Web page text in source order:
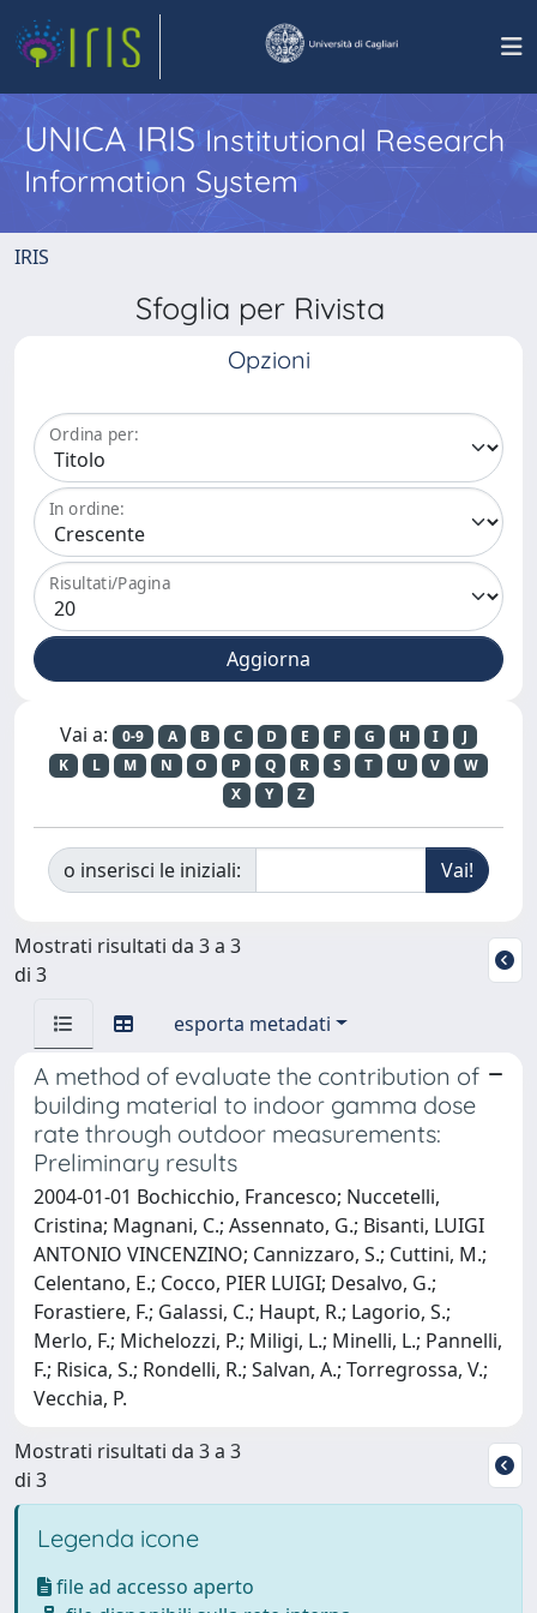
UNICA IRISInstitutional Research
Information System
IRIS
Sfoglia per Rivista
Opzioni
Ordina per:
In ordine:
Risultati/Pagina
Vai a: 0-9 A B C D E F G H I
J
K
L M N O P Q R S T U V
W
X
Y Z
o inserisci le iniziali:
Mostrati risultati da 3 a 3
di 3
esporta metadati
A method of evaluate the contribution of
building material to indoor gamma dose
rate through outdoor measurements:
Preliminary results
2004-01-01 Bochicchio, Francesco; Nuccetelli,
Cristina; Magnani, C.; Assennato, G.; Bisanti, LUIGI
ANTONIO VINCENZINO; Cannizzaro, S.; Cuttini, M.;
Celentano, E.; Cocco, PIER LUIGI; Desalvo, G.;
Forastiere, F.; Galassi, C.; Haupt, R.; Lagorio, S.;
Merlo, F.; Michelozzi, P.; Miligi, L.; Minelli, L.; Pannelli,
F.; Risica, S.; Rondelli, R.; Salvan, A.; Torregrossa, V.;
Vecchia, P.
Mostrati risultati da 3 a 3
di 3
Legenda icone
file ad accesso aperto